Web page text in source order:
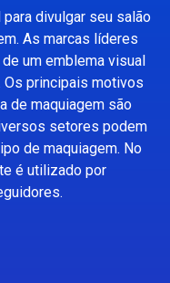
divulgar seu salão
As marcas líderes
um emblema visual
principais motivos
de maquiagem são
setores podem
de maquiagem. No
é utilizado por